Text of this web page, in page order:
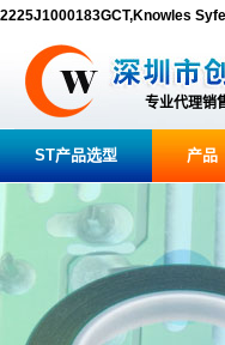
2225J1000183GCT,Knowles
专业代理销
ST产品选型 产品